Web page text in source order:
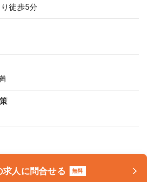
の方
徒歩5分
求人に問合せる 無料